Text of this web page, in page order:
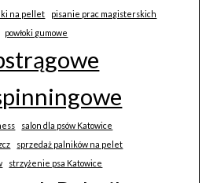
na pellet
pisanie prac magisterskich
powłoki gumowe
salon dla psów Katowice
sprzedaż palników na pelet
strzyżenie psa Katowice